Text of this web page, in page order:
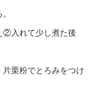
②入れて少し煮た後
栗粉でとろみをつけ